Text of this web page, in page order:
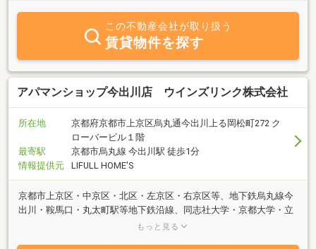
この不動産会社が取り扱う
賃貸物件を探す
アパマンショップ今出川店 ウインズリンク株式会社
所在地
京都府京都市上京区烏丸通今出川上る岡松町272 ク
ローバービル１階
最寄駅
京都市烏丸線 今出川駅 徒歩1分
情報提供元
LIFULL HOME'S
京都市上京区・中京区・北区・左京区・右京区等、地下鉄烏丸線今
出川・鞍馬口・丸太町駅等地下鉄沿線、同志社大学・京都大学・立
命館大学等でのお部屋探しはアパマンショップ今出川店にお任せ下
もっと見る